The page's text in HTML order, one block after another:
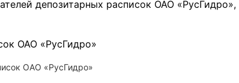
депозитарных расписок ОАО «РусГидро»,
ОАО «РусГидро»